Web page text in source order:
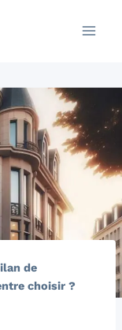
de
choisir ?